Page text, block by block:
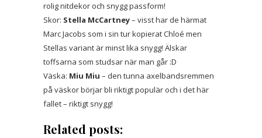
rolig nitdekor och snygg passform!
Skor: Stella McCartney– visst har de härmat
Marc Jacobs som i sin tur kopierat Chloé men
Stellas variant är minst lika snygg! Älskar
toffsarna som studsar när man går :D
Väska: Miu Miu – den tunna axelbandsremmen
på väskor börjar bli riktigt populär och i det här
fallet – riktigt snygg!
Related posts: